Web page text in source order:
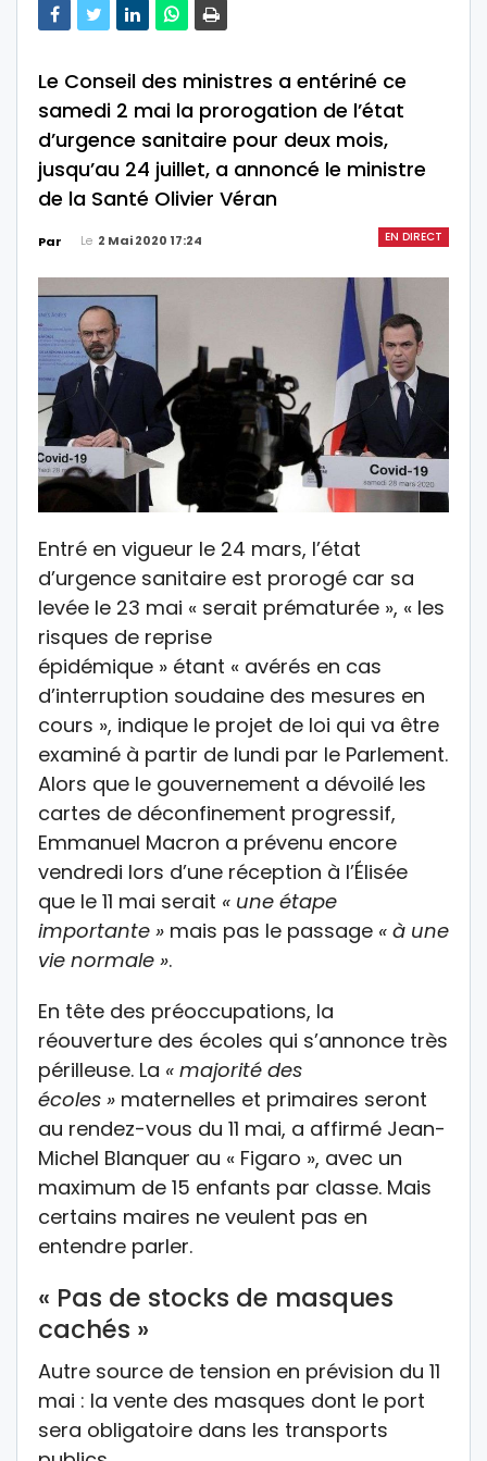
Le Conseil des ministres a entériné ce
samedi 2 mai la prorogation de l’état
d’urgence sanitaire pour deux mois,
jusqu’au 24 juillet, a annoncé le ministre
de la Santé Olivier Véran
EN DIRECT
Par Le 2 Mai 2020 17:24
Entré en vigueur le 24 mars, l’état
d’urgence sanitaire est prorogé car sa
levée le 23 mai « serait prématurée », « les
risques de reprise
épidémique » étant « avérés en cas
d’interruption soudaine des mesures en
cours », indique le projet de loi qui va être
examiné à partir de lundi par le Parlement.
Alors que le gouvernement a dévoilé les
cartes de déconfinement progressif,
Emmanuel Macron a prévenu encore
vendredi lors d’une réception à l’Élisée
que le 11 mai serait « une étape
importante » mais pas le passage « à une
vie normale ».
En tête des préoccupations, la
réouverture des écoles qui s’annonce très
périlleuse. La « majorité des
écoles » maternelles et primaires seront
au rendez-vous du 11 mai, a affirmé Jean-
Michel Blanquer au « Figaro », avec un
maximum de 15 enfants par classe. Mais
certains maires ne veulent pas en
entendre parler.
« Pas de stocks de masques
cachés »
Autre source de tension en prévision du 11
mai : la vente des masques dont le port
sera obligatoire dans les transports